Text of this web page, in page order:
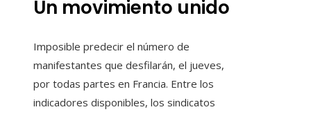
Un movimiento unido
Imposible predecir el número de
manifestantes que desfilarán, el jueves,
por todas partes en Francia. Entre los
indicadores disponibles, los sindicatos